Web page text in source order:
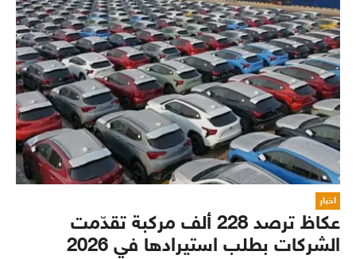
اخبار
عكاظ ترصد 228 ألف مركبة تقدّمت
الشركات بطلب استيرادها في 2026